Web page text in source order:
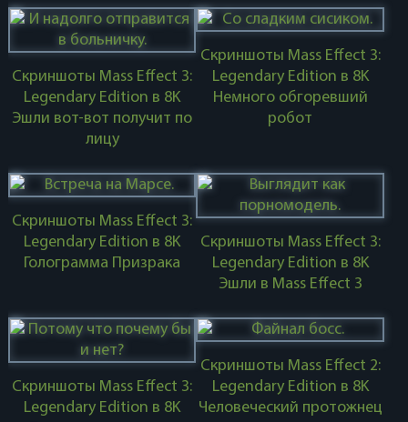
Скриншоты Mass Effect 3:
Legendary Edition в 8K
Эшли вот-вот получит по
лицу
Скриншоты Mass Effect 3:
Legendary Edition в 8K
Немного обгоревший
робот
Скриншоты Mass Effect 3:
Legendary Edition в 8K
Голограмма Призрака
Скриншоты Mass Effect 3:
Legendary Edition в 8K
Эшли в Mass Effect 3
Скриншоты Mass Effect 3:
Legendary Edition в 8K
Скриншоты Mass Effect 2:
Legendary Edition в 8K
Человеческий протожнец